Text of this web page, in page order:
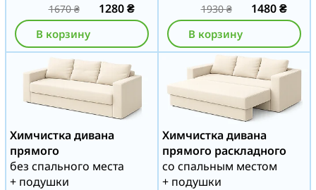
1670₴ 1280₴
В корзину
1930₴ 1480₴
В корзину
Химчистка дивана
прямого
без спального места
+ подушки
Химчистка дивана
прямого раскладного
со спальным местом
+ подушки